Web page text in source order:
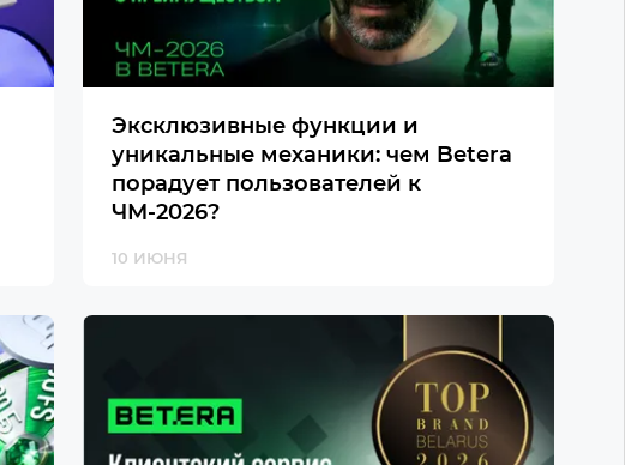
Эксклюзивные функции и
уникальные механики: чем Betera
порадует пользователей к
ЧМ-2026?
10 ИЮНЯ